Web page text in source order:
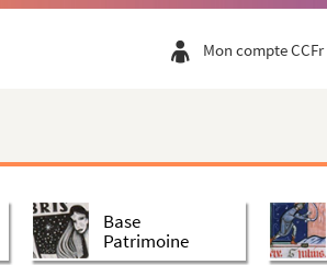
Mon compte CCFr
Base
Patrimoine